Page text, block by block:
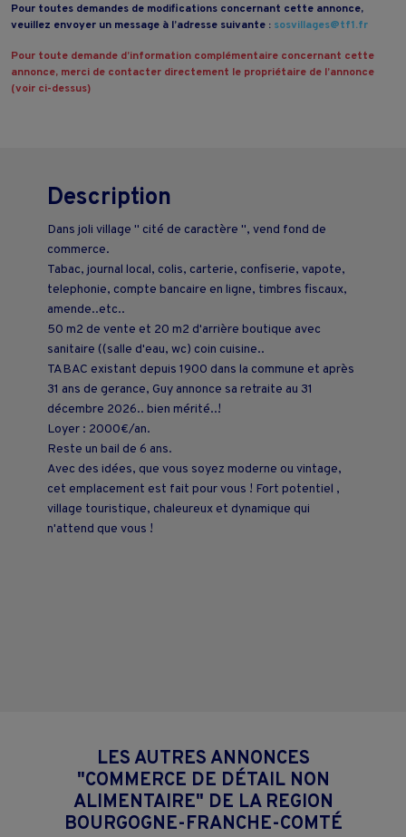
Pour toutes demandes de modifications concernant cette annonce,
veuillez envoyer un message à l’adresse suivante : sosvillages@tf1.fr
Pour toute demande d’information complémentaire concernant cette
annonce, merci de contacter directement le propriétaire de l’annonce
(voir ci-dessus)
Description
Dans joli village " cité de caractère ", vend fond de
commerce.
Tabac, journal local, colis, carterie, confiserie, vapote,
telephonie, compte bancaire en ligne, timbres fiscaux,
amende..etc..
50 m2 de vente et 20 m2 d'arrière boutique avec
sanitaire ((salle d'eau, wc) coin cuisine..
TABAC existant depuis 1900 dans la commune et après
31 ans de gerance, Guy annonce sa retraite au 31
décembre 2026.. bien mérité..!
Loyer : 2000€/an.
Reste un bail de 6 ans.
Avec des idées, que vous soyez moderne ou vintage,
cet emplacement est fait pour vous ! Fort potentiel ,
village touristique, chaleureux et dynamique qui
n'attend que vous !
LES AUTRES ANNONCES
"COMMERCE DE DÉTAIL NON
ALIMENTAIRE" DE LA REGION
BOURGOGNE-FRANCHE-COMTÉ